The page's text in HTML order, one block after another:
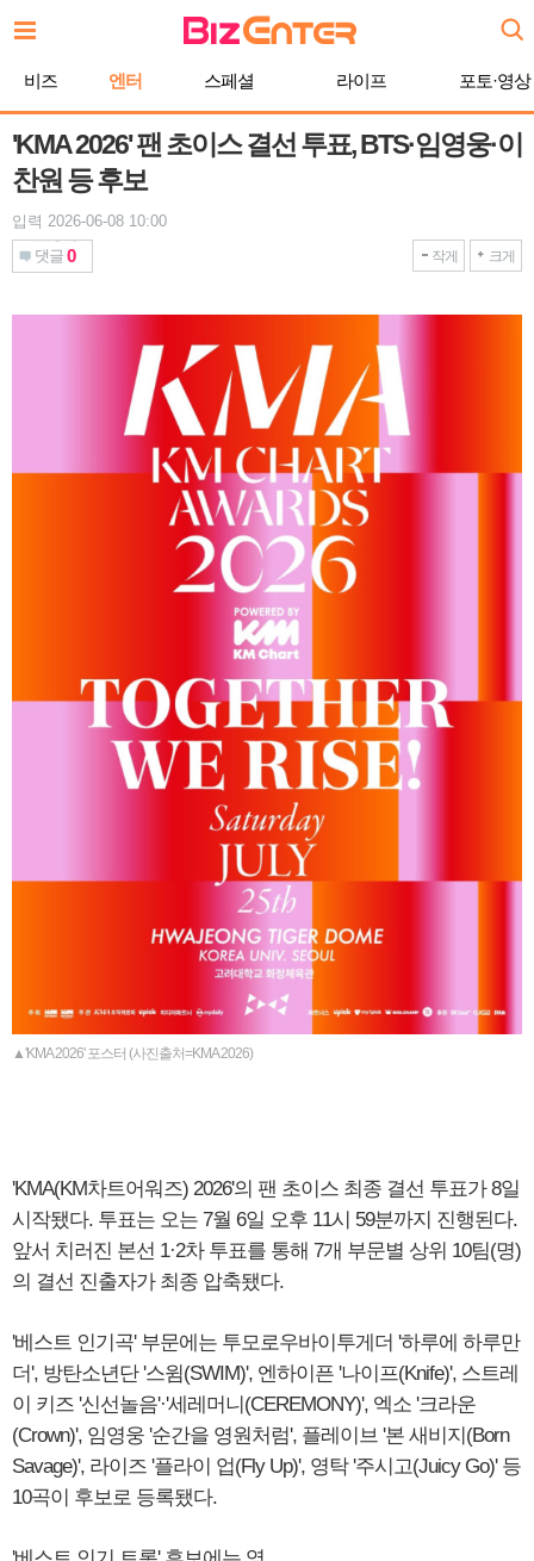
문
비즈 엔터 스페셜 라이프 포토·영상
'KMA 2026' 팬 초이스 결선 투표, BTS·임영웅·이
찬원 등 후보
입력 2026-06-08 10:00
댓글 0 작게 크게
▲'KMA 2026' 포스터 (사진출처=KMA 2026)
'KMA(KM차트어워즈) 2026'의 팬 초이스 최종 결선 투표가 8일
시작됐다. 투표는 오는 7월 6일 오후 11시 59분까지 진행된다.
앞서 치러진 본선 1·2차 투표를 통해 7개 부문별 상위 10팀(명)
의 결선 진출자가 최종 압축됐다.
'베스트 인기곡' 부문에는 투모로우바이투게더 '하루에 하루만
더', 방탄소년단 '스윔(SWIM)', 엔하이픈 '나이프(Knife)', 스트레
이 키즈 '신선놀음'·'세레머니(CEREMONY)', 엑소 '크라운
(Crown)', 임영웅 '순간을 영원처럼', 플레이브 '본 새비지(Born
Savage)', 라이즈 '플라이 업(Fly Up)', 영탁 '주시고(Juicy Go)' 등
10곡이 후보로 등록됐다.